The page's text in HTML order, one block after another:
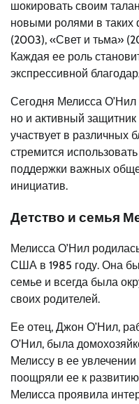
шокировать своим
новыми ролями в таких
(2003), «Свет и тьма»
Каждая ее роль
экспрессивной
Сегодня Мелисса О’Нил
но и активный
участвует в различных
стремится
поддержки важных
инициатив.
Детство и семья
Мелисса О’Нил
США в 1985 году. Она
семье и всегда была
своих родителей.
Ее отец, Джон О’Нил,
О’Нил, была
Мелиссу в ее увлечении
поощряли ее к
Мелисса проявила